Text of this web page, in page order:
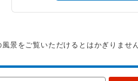
景をご覧いただけるとはかぎりませ